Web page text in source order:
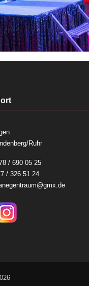
Ruhr
/ 690 05 25
/ 326 51 24